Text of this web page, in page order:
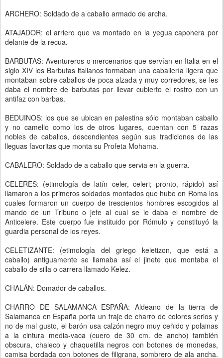
ARCHERO: Soldado de a caballo armado de archa.
ATAJADOR: el arriero que va montado en la yegua caponera por
delante de la recua.
BARBUTAS: Aventureros o mercenarios que servían en Italia en el
siglo XIV los Barbutas italianos formaban una caballería ligera que
montaban sobre caballos de poca alzada y muy corredores, se les
daba el nombre de barbutas por llevar cubierto el rostro con un
antifaz con barbas.
BEDUINOS: los que se ubican en palestina sólo montaban caballo
y no camello como los de otros lugares, cuentan con 5 razas
nobles de caballos, descendientes según sus tradiciones de las
lleguas favoritas que monta su Profeta Mohama.
CABALERO: Soldado de a caballo que servia en la guerra.
CELERES: (etimología de latín celer, celeri; pronto, rápido) así
llamaron a los primeros soldados montados que hubo en Roma los
cuales formaron un cuerpo de trescientos hombres escogidos al
mando de un Tribuno o jefe al cual se le daba el nombre de
Anticelere. Este cuerpo fue instituido por Rómulo y constituyó la
guardia personal de los reyes.
CELETIZANTE: (etimología del griego keletizon, que está a
caballo) antiguamente se llamaba así el jinete que montaba el
caballo de silla o carrera llamado Kelez.
CHALÁN: Domador de caballos.
CHARRO DE SALAMANCA ESPAÑA: Aldeano de la tierra de
Salamanca en España porta un traje de charro de colores serios y
no de mal gusto, el barón usa calzón negro muy ceñido y polainas
a la cintura media-vaca (cuero de 30 cm. de ancho) también
obscura, chaleco y chaquetilla negros con botones de monedas,
camisa bordada con botones de filigrana, sombrero de ala ancha.